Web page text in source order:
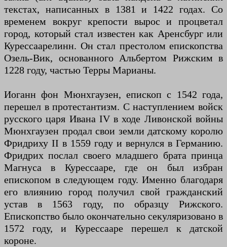
текстах, написанных в 1381 и 1422 годах. Со
временем вокруг крепости вырос и процветал
город, который стал известен как Аренсбург или
Курессаарелинн. Он стал престолом епископства
Озель-Вик, основанного Альбертом Рижским в
1228 году, частью Терры Марианы.
Иоганн фон Мюнхгаузен, епископ с 1542 года,
перешел в протестантизм. С наступлением войск
русского царя Ивана IV в ходе Ливонской войны
Мюнхгаузен продал свои земли датскому королю
Фридриху II в 1559 году и вернулся в Германию.
Фридрих послал своего младшего брата принца
Магнуса в Курессааре, где он был избран
епископом в следующем году. Именно благодаря
его влиянию город получил свой гражданский
устав в 1563 году, по образцу Рижского.
Епископство было окончательно секуляризовано в
1572 году, и Курессааре перешел к датской
короне.